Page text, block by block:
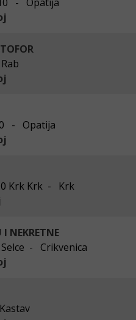
- Opatija
Krk Krk - Krk
NEKRETNE
- Crikvenica